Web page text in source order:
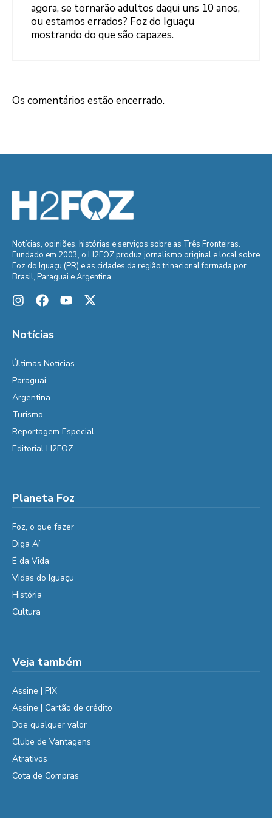
agora, se tornarão adultos daqui uns 10 anos,
ou estamos errados? Foz do Iguaçu
mostrando do que são capazes.
Os comentários estão encerrado.
Notícias, opiniões, histórias e serviços sobre as Três Fronteiras.
Fundado em 2003, o H2FOZ produz jornalismo original e local sobre
Foz do Iguaçu (PR) e as cidades da região trinacional formada por
Brasil, Paraguai e Argentina.
Notícias
Últimas Notícias
Paraguai
Argentina
Turismo
Reportagem Especial
Editorial H2FOZ
Planeta Foz
Foz, o que fazer
Diga Aí
É da Vida
Vidas do Iguaçu
História
Cultura
Veja também
Assine | PIX
Assine | Cartão de crédito
Doe qualquer valor
Clube de Vantagens
Atrativos
Cota de Compras